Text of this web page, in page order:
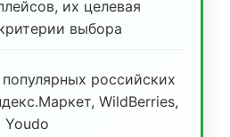
их целевая
выбора
российских
WildBerries,
Youdo